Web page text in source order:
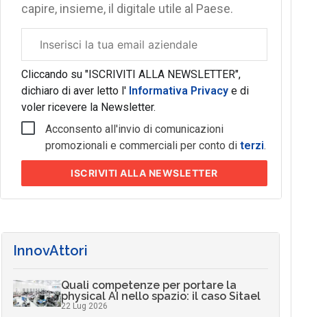
capire, insieme, il digitale utile al Paese.
aziendale
Cliccando su "ISCRIVITI ALLA NEWSLETTER",
dichiaro di aver letto l'Informativa Privacy e di
voler ricevere la Newsletter.
Acconsento all'invio di comunicazioni
promozionali e commerciali per conto di terzi.
ISCRIVITIALLA NEWSLETTER
InnovAttori
Quali competenze per portare la
physical AI nello spazio: il caso Sitael
22 Lug 2026